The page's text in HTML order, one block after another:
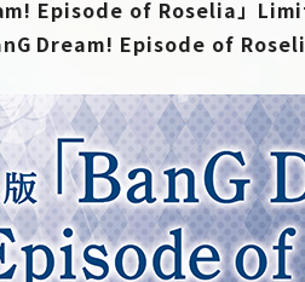
Episode of Roselia」
Dream! Episode of